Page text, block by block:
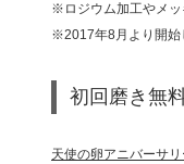
※ロジウム加工やメッ
※2017年8月より開始
初回磨き無
天使の卵アニバーサ